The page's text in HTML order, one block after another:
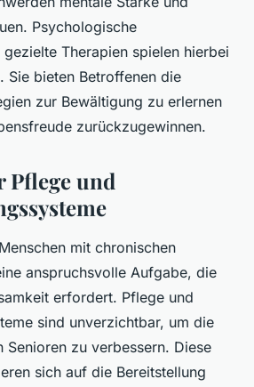
Psychologische
Therapien spielen hierbei
Sie bieten Betroffenen die
zur Bewältigung zu erlernen
zurückzugewinnen.
Pflege und
mit chronischen
anspruchsvolle Aufgabe, die
erfordert. Pflege und
sind unverzichtbar, um die
Senioren zu verbessern. Diese
sich auf die Bereitstellung